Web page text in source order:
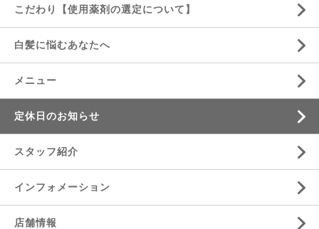
こだわり【使用薬剤の選定について】
白髪に悩むあなたへ
メニュー
定休日のお知らせ
スタッフ紹介
インフォメーション
店舗情報